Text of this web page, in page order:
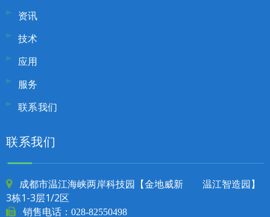
资讯
技术
应用
服务
联系我们
联系我们

成都市温江海峡两岸科技园【金地威新 温江智造园】
3栋1-3层1/2区
 销售电话： 028-82550498